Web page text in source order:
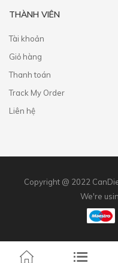
THÀNH VIÊN
Tài khoản
Giỏ hàng
Thanh toán
Track My Order
Liên hệ
Copyright @ 2022
We're